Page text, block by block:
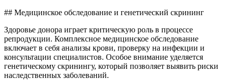
## Медицинское обследование и генетический скрининг
Здоровье донора играет критическую роль в процессе
репродукции. Комплексное медицинское обследование
включает в себя анализы крови, проверку на инфекции и
консультации специалистов. Особое внимание уделяется
генетическому скринингу, который позволяет выявить риски
наследственных заболеваний.